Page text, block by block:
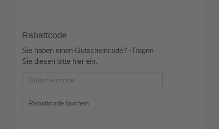
Rabattcode
Sie haben einen Gutscheincode? -Tragen
Sie diesen bitte hier ein.
Rabattcode buchen